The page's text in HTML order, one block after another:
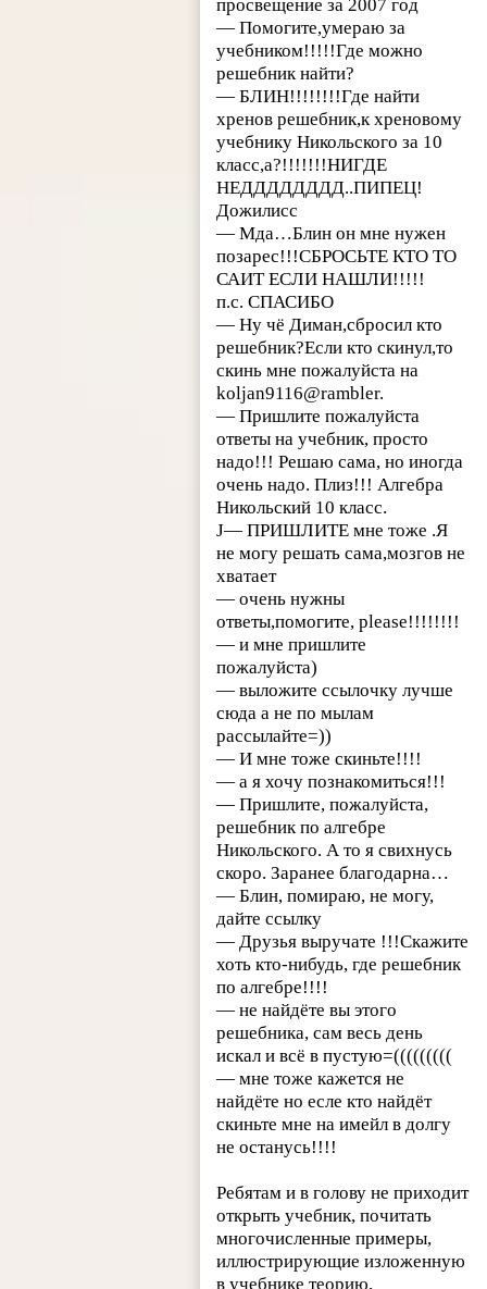
просвещение за 2007 год
— Помогите,умераю за
учебником!!!!!Где можно
решебник найти?
— БЛИН!!!!!!!!Где найти
хренов решебник,к хреновому
учебнику Никольского за 10
класс,а?!!!!!!!НИГДЕ
НЕДДДДДДДД..ПИПЕЦ!
Дожилисс
— Мда…Блин он мне нужен
позарес!!!СБРОСЬТЕ КТО ТО
САИТ ЕСЛИ НАШЛИ!!!!!
п.с. СПАСИБО
— Ну чё Диман,сбросил кто
решебник?Если кто скинул,то
скинь мне пожалуйста на
koljan9116@rambler.
— Пришлите пожалуйста
ответы на учебник, просто
надо!!! Решаю сама, но иногда
очень надо. Плиз!!! Алгебра
Никольский 10 класс.
J— ПРИШЛИТЕ мне тоже .Я
не могу решать сама,мозгов не
хватает
— очень нужны
ответы,помогите, please!!!!!!!!
— и мне пришлите
пожалуйста)
— выложите ссылочку лучше
сюда а не по мылам
рассылайте=))
— И мне тоже скиньте!!!!
— а я хочу познакомиться!!!
— Пришлите, пожалуйста,
решебник по алгебре
Никольского. А то я свихнусь
скоро. Заранее благодарна…
— Блин, помираю, не могу,
дайте ссылку
— Друзья выручате !!!Скажите
хоть кто-нибудь, где решебник
по алгебре!!!!
— не найдёте вы этого
решебника, сам весь день
искал и всё в пустую=(((((((((
— мне тоже кажется не
найдёте но есле кто найдёт
скиньте мне на имейл в долгу
не останусь!!!!
Ребятам и в голову не приходит
открыть учебник, почитать
многочисленные примеры,
иллюстрирующие изложенную
в учебнике теорию,